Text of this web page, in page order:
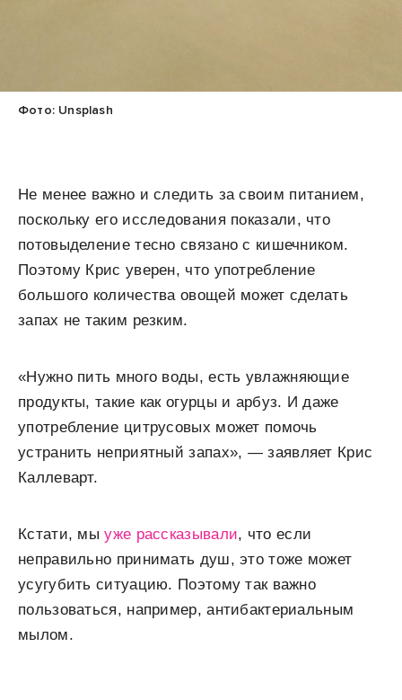
Фото: Unsplash
Не менее важно и следить за своим питанием,
поскольку его исследования показали, что
потовыделение тесно связано с кишечником.
Поэтому Крис уверен, что употребление
большого количества овощей может сделать
запах не таким резким.
«Нужно пить много воды, есть увлажняющие
продукты, такие как огурцы и арбуз. И даже
употребление цитрусовых может помочь
устранить неприятный запах», — заявляет Крис
Каллеварт.
Кстати, мы уже рассказывали, что если
неправильно принимать душ, это тоже может
усугубить ситуацию. Поэтому так важно
пользоваться, например, антибактериальным
мылом.